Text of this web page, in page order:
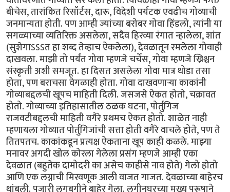
बीचेस, तारांकित रिसॉर्टस, दारू, विदेशी पर्यटक एवढीच गोव्याची
जनमान्यता होती. पण आम्ही ज्यांच्या बरोबर गोवा हिंडलो, त्यांनी या
सगळ्याच्या व्यतिरिक्त असलेला, सदैव हिरव्या रंगात न्हालेला, शांत
(सुशेगाऽऽऽत हा शब्द तेव्हाच ऐकलेला), देवळातून रमलेला गोवाही
दाखवला. माझी तो पर्यंत गोवा म्हणजे चर्चेस, गोवा म्हणजे ख्रिश्चन
संस्कृती अशी समजूत. हा दिसत असलेला गोवा मात्र थोडा तसा
होता, पण बराचसा वेगळाही होता. गोवा दाखवणार्‍या काकांनी
गोव्याबद्दलची खूपच माहिती दिली. जसजसे ऐकत होतो, चक्रावत
होतो. गोव्याच्या इतिहासातील ठळक घटना, पोर्तुगिज
राजवटीबद्दलची माहिती वगैरे प्रथमच ऐकत होतो. शाळेत नाही
म्हणायला गोव्यात पोर्तुगिजांची सत्ता होती वगैरे वाचले होते, पण ते
तितपतच. काकांकडून प्रत्यक्ष ऐकताना खूप काही कळले. माझ्या
मनावर अगदी खोल कोरला गेलेला प्रसंग म्हणजे आम्ही एका
देवळात (बहुतेक दामोदरी का असेच काहीसे नाव होते) गेलो होतो
आणि एक लग्नाची मिरवणूक आली वाजत गाजत. देवळाच्या बाहेरच